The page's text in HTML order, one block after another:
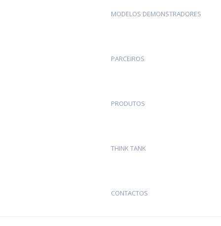
MODELOS DEMONSTRADORES
PARCEIROS
PRODUTOS
THINK TANK
CONTACTOS